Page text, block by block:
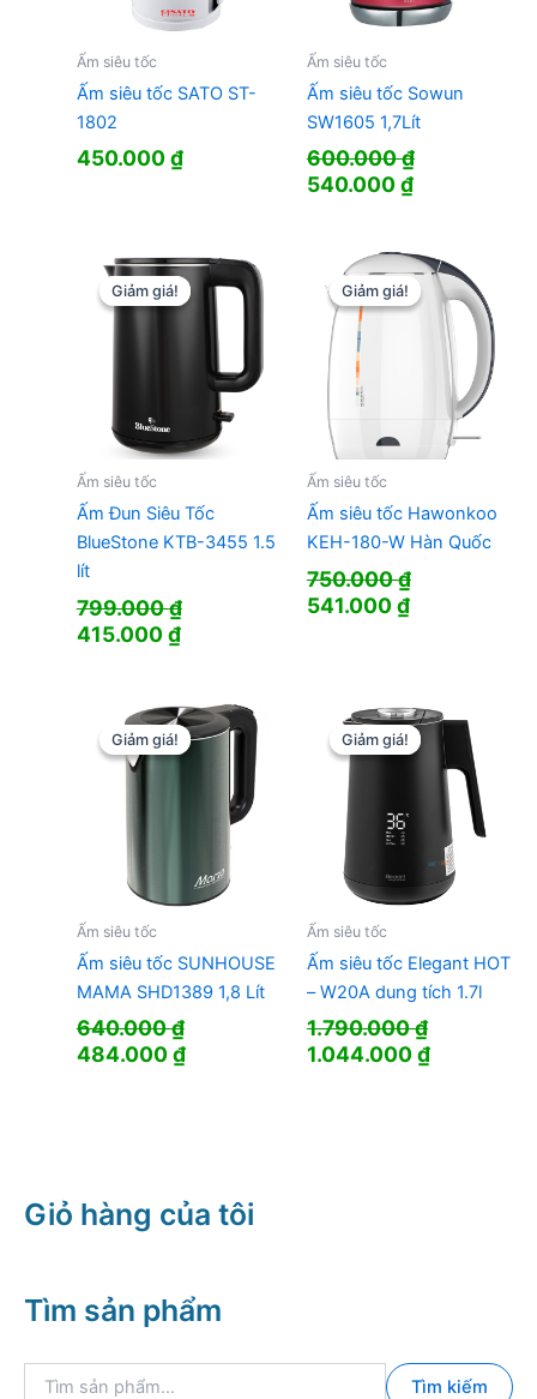
Ấm siêu tốc
Ấm siêu tốc SATO ST-
1802
450.000₫
Ấm siêu tốc
Ấm siêu tốc Sowun
SW1605 1,7Lít
600.000₫
Giá
600.000 ₫.
540.000₫Giá
là:
540.000 ₫.
Giảm giá!
Giảm giá!
Ấm siêu tốc
Ấm Đun Siêu Tốc
BlueStone KTB-3455 1.5
lít
799.000₫
Giá
799.000 ₫.
415.000₫Giá
là:
415.000 ₫.
Giảm giá!
Giảm giá!
Ấm siêu tốc
Ấm siêu tốc Hawonkoo
KEH-180-W Hàn Quốc
750.000₫
Giá
541.000₫Giá
541.000 ₫.
Giảm giá!
Giảm giá!
Ấm siêu tốc
Ấm siêu tốc SUNHOUSE
MAMA SHD1389 1,8 Lít
640.000₫
Giá
484.000₫Giá
Giảm giá!
Giảm giá!
Ấm siêu tốc
Ấm siêu tốc Elegant HOT
– W20A dung tích 1.7l
1.790.000₫
Giá
1.044.000₫Giá
Giỏ hàng của tôi
Tìm sản phẩm
Tìm kiếm